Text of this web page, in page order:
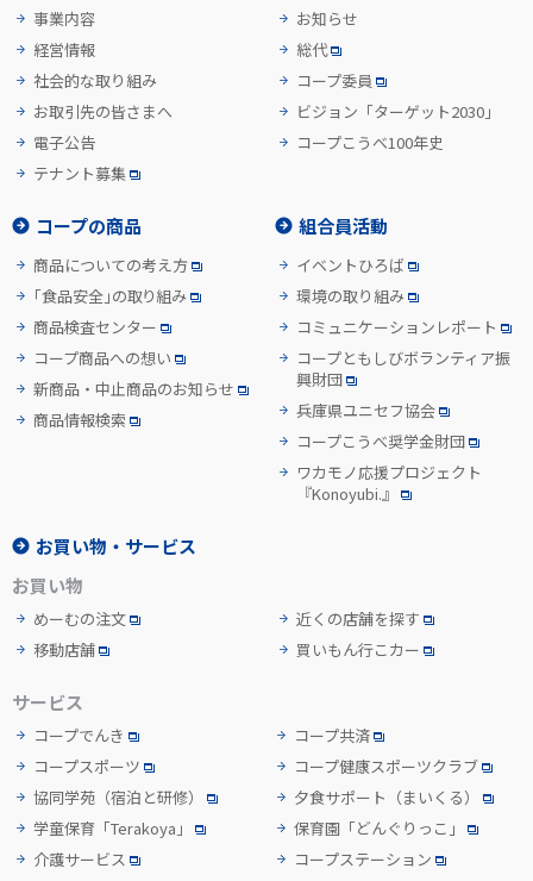
事業内容
経営情報
社会的な取り組み
お取引先の皆さまへ
電子公告
テナント募集
お知らせ
総代
コープ委員
ビジョン「ターゲット2030」
コープこうべ100年史
コープの商品
商品についての考え方
「食品安全」の取り組み
商品検査センター
コープ商品への想い
新商品・中止商品のお知らせ
商品情報検索
組合員活動
イベントひろば
環境の取り組み
コミュニケーションレポート
コープともしびボランティア振
興財団
兵庫県ユニセフ協会
コープこうべ奨学金財団
ワカモノ応援プロジェクト
『Konoyubi.』
お買い物・サービス
お買い物
めーむの注文
移動店舗
近くの店舗を探す
買いもん行こカー
サービス
コープでんき
コープ共済
コープスポーツ
コープ健康スポーツクラブ
協同学苑 （宿泊と研修） 夕食サポート （まいくる）
学童保育「Terakoya」
保育園「どんぐりっこ」
介護サービス
コープステーション